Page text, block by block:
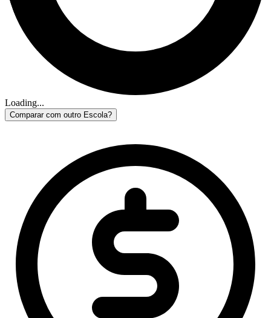
Loading...
Comparar com outro Escola?